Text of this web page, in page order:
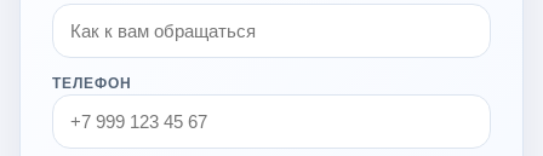
ТЕЛЕФОН